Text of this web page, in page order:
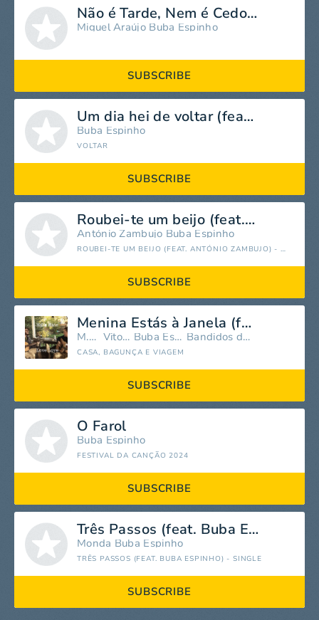
Não é Tarde, Nem é Cedo (feat. Miguel Araújo)
Miguel Araújo Buba Espinho
SUBSCRIBE
Um dia hei de voltar (feat. Bandidos do Cante)
Buba Espinho
VOLTAR
SUBSCRIBE
Roubei-te um beijo (feat. António Zambujo)
António Zambujo Buba Espinho
ROUBEI-TE UM BEIJO (FEAT. ANTÓNIO ZAMBUJO) - SINGLE
SUBSCRIBE
Menina Estás à Janela (feat. Vitorino) [ao vivo no Coliseu dos Recreios]
M.A.D. Vitorino Buba Espinho Bandidos do Cante
CASA, BAGUNÇA E VIAGEM
SUBSCRIBE
O Farol
Buba Espinho
FESTIVAL DA CANÇÃO 2024
SUBSCRIBE
Três Passos (feat. Buba Espinho)
Monda Buba Espinho
TRÊS PASSOS (FEAT. BUBA ESPINHO) - SINGLE
SUBSCRIBE